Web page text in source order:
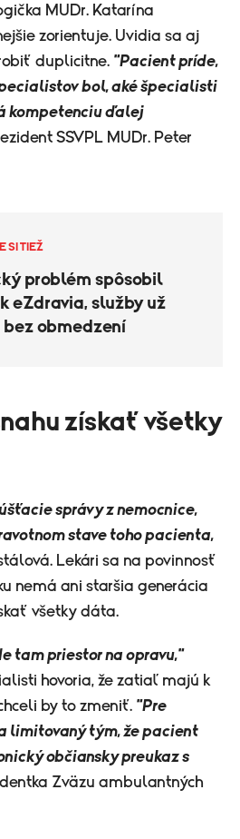
MUDr. Katarína
zorientuje. Uvidia sa aj
duplicitne. "Pacient príde,
bol, aké špecialisti
kompetenciu ďalej
SSVPL MUDr. Peter
SI TIEŽ
problém spôsobil
eZdravia, služby už
obmedzení
získať všetky
správy z nemocnice,
stave toho pacienta,
Lekári sa na povinnosť
nemá ani staršia generácia
všetky dáta.
tam priestor na opravu,"
hovoria, že zatiaľ majú k
by to zmeniť. "Pre
limitovaný tým, že pacient
občiansky preukaz s
Zväzu ambulantných